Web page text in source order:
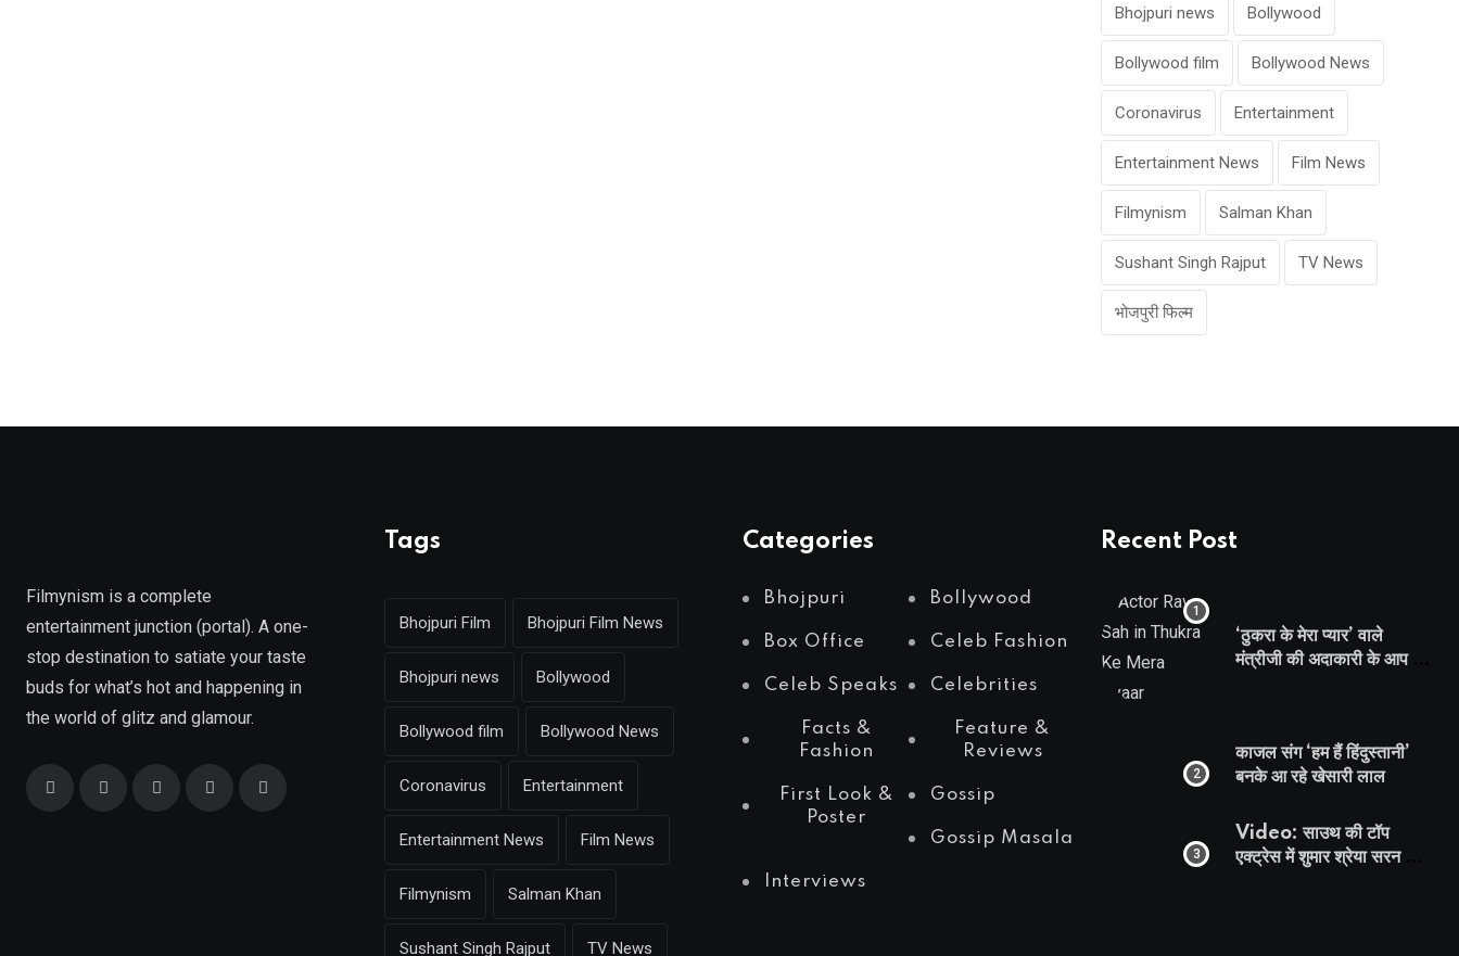
Bhojpuri news Bollywood
Bollywood film Bollywood News
Coronavirus Entertainment
Entertainment News Film News
Filmynism Salman Khan
Sushant Singh Rajput TV News
भोजपुरी फिल्म
Filmynism is a complete
entertainment junction (portal). A one-
stop destination to satiate your taste
buds for what’s hot and happening in
the world of glitz and glamour.
Tags
Bhojpuri Film Bhojpuri Film News
Bhojpuri news Bollywood
Bollywood film Bollywood News
Coronavirus Entertainment
Entertainment News Film News
Filmynism Salman Khan
Sushant Singh Rajput TV News
Categories
Bhojpuri Bollywood
Box Office Celeb Fashion
Celeb Speaks Celebrities
Facts &
Fashion
Feature &
Reviews
First Look &
Poster
Gossip
Gossip Masala
Interviews
Recent Post
‘ठुकरा के मेरा प्यार’ वाले
मंत्रीजी की अदाकारी के आप भी
काजल संग ‘हम हैं हिंदुस्तानी’
बनके आ रहे खेसारी लाल
Video: साउथ की टॉप
एक्ट्रेस में शुमार श्रेया सरन का